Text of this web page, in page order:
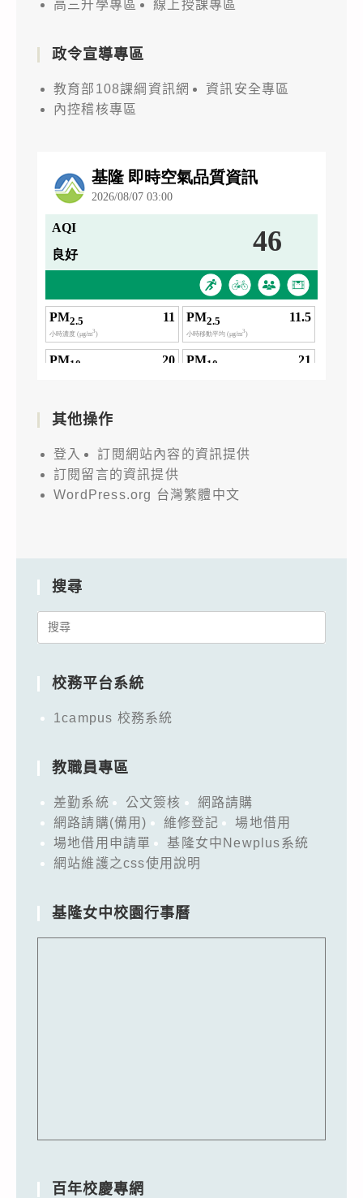
高三升學專區 線上授課專區
政令宣導專區
教育部108課綱資訊網
資訊安全專區
內控稽核專區
其他操作
登入
訂閱網站內容的資訊提供
訂閱留言的資訊提供
WordPress.org 台灣繁體中文
搜尋
Search
校務平台系統
1campus 校務系統
教職員專區
差勤系統 公文簽核
網路請購
網路請購(備用)
維修登記
場地借用
場地借用申請單
基隆女中Newplus系統
網站維護之css使用說明
基隆女中校園行事曆
百年校慶專網